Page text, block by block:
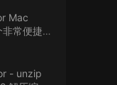
有线网卡
22
的已经失
Mac
常便捷的
- unzip